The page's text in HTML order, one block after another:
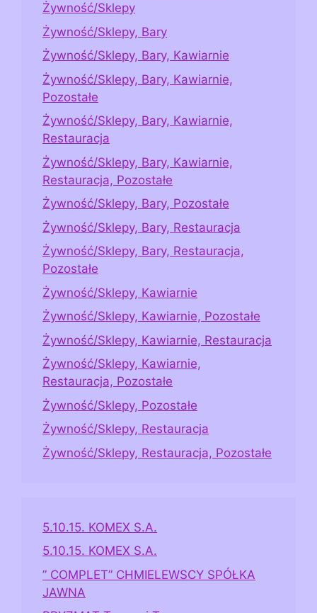
Żywność/Sklepy
Żywność/Sklepy, Bary
Żywność/Sklepy, Bary, Kawiarnie
Żywność/Sklepy, Bary, Kawiarnie,
Pozostałe
Żywność/Sklepy, Bary, Kawiarnie,
Restauracja
Żywność/Sklepy, Bary, Kawiarnie,
Restauracja, Pozostałe
Żywność/Sklepy, Bary, Pozostałe
Żywność/Sklepy, Bary, Restauracja
Żywność/Sklepy, Bary, Restauracja,
Pozostałe
Żywność/Sklepy, Kawiarnie
Żywność/Sklepy, Kawiarnie, Pozostałe
Żywność/Sklepy, Kawiarnie, Restauracja
Żywność/Sklepy, Kawiarnie,
Restauracja, Pozostałe
Żywność/Sklepy, Pozostałe
Żywność/Sklepy, Restauracja
Żywność/Sklepy, Restauracja, Pozostałe
5.10.15. KOMEX S.A.
5.10.15. KOMEX S.A.
” COMPLET” CHMIELEWSCY SPÓŁKA
JAWNA